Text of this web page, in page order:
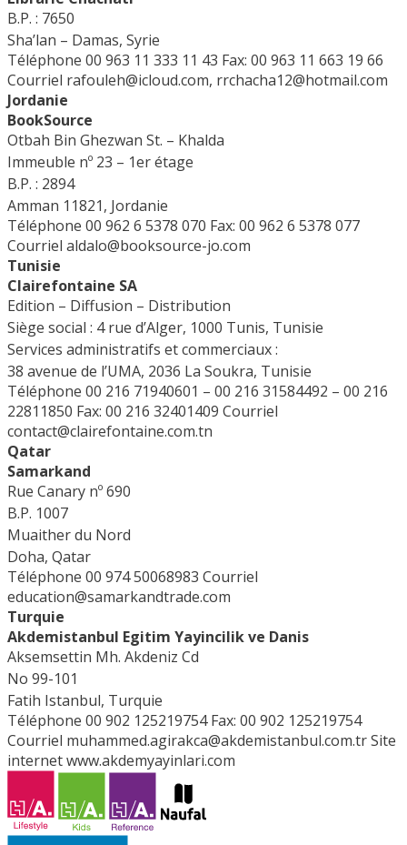
B.P. : 7650
Sha’lan – Damas, Syrie
Téléphone 00 963 11 333 11 43 Fax: 00 963 11 663 19 66
Courriel rafouleh@icloud.com, rrchacha12@hotmail.com
Jordanie
BookSource
Otbah Bin Ghezwan St. – Khalda
Immeuble nº 23 – 1er étage
B.P. : 2894
Amman 11821, Jordanie
Téléphone 00 962 6 5378 070 Fax: 00 962 6 5378 077
Courriel aldalo@booksource-jo.com
Tunisie
Clairefontaine SA
Edition – Diffusion – Distribution
Siège social : 4 rue d’Alger, 1000 Tunis, Tunisie
Services administratifs et commerciaux :
38 avenue de l’UMA, 2036 La Soukra, Tunisie
Téléphone 00 216 71940601 – 00 216 31584492 – 00 216
22811850 Fax: 00 216 32401409 Courriel
contact@clairefontaine.com.tn
Qatar
Samarkand
Rue Canary nº 690
B.P. 1007
Muaither du Nord
Doha, Qatar
Téléphone 00 974 50068983 Courriel
education@samarkandtrade.com
Turquie
Akdemistanbul Egitim Yayincilik ve Danis
Aksemsettin Mh. Akdeniz Cd
No 99-101
Fatih Istanbul, Turquie
Téléphone 00 902 125219754 Fax: 00 902 125219754
Courriel muhammed.agirakca@akdemistanbul.com.trSite
internetwww.akdemyayinlari.com